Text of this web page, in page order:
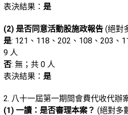
表決結果： 是
(2) 是否同意活動股施政報告(絕對
是: 121、118、202、108、203、
9 人
否: 無；共 0 人
表決結果： 是
2. 八十一屆第一期間會費代收代辦
(1) 一讀：是否審理本案？ (絕對多